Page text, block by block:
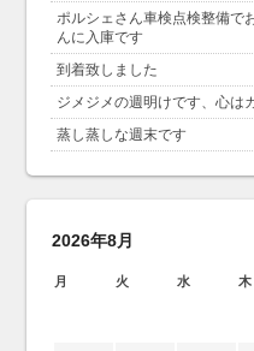
ポルシェさん車検点検整備で
んに入庫です
到着致しました
ジメジメの週明けです、心は
蒸し蒸しな週末です
2026年8月
月 火 水 木